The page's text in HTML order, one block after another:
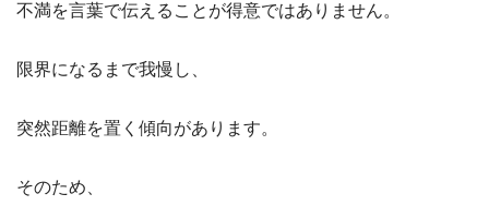
不満を言葉で伝えることが得意ではありません。
限界になるまで我慢し、
突然距離を置く傾向があります。
そのため、